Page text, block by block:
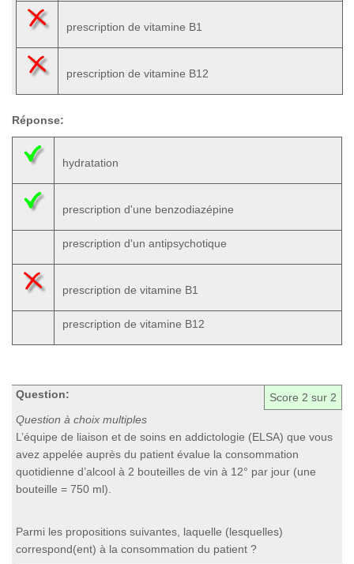
prescription de vitamine B1
prescription de vitamine B12
Réponse:
hydratation
prescription d'une benzodiazépine
prescription d'un antipsychotique
prescription de vitamine B1
prescription de vitamine B12
Score 2 sur 2
Question:
Question à choix multiples
L’équipe de liaison et de soins en addictologie (ELSA) que vous
avez appelée auprès du patient évalue la consommation
quotidienne d’alcool à 2 bouteilles de vin à 12° par jour (une
bouteille = 750 ml).
Parmi les propositions suivantes, laquelle (lesquelles)
correspond(ent) à la consommation du patient ?